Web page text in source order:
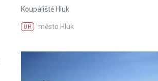
Koupaliště Hluk
UH město Hluk